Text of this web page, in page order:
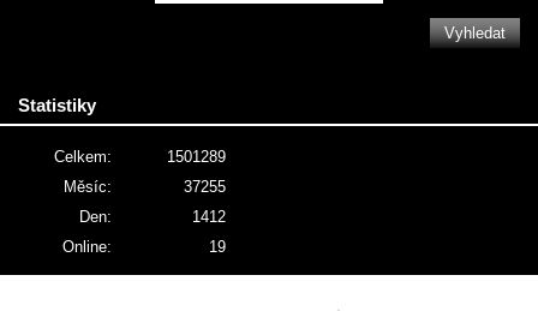
Statistiky
Online: 19
Celkem:
1501289
Měsíc:
37255
Den:
1412